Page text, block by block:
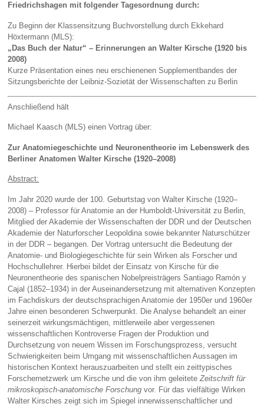
Friedrichshagen mit folgender Tagesordnung durch:
Zu Beginn der Klassensitzung Buchvorstellung durch Ekkehard
Höxtermann (MLS):
„Das Buch der Natur“ – Erinnerungen an Walter Kirsche (1920 bis
2008)
Kurze Präsentation eines neu erschienenen Supplementbandes der
Sitzungsberichte der Leibniz-Sozietät der Wissenschaften zu Berlin
Anschließend hält
Michael Kaasch (MLS) einen Vortrag über:
Zur Anatomiegeschichte und Neuronentheorie im Lebenswerk des
Berliner Anatomen Walter Kirsche (1920–2008)
Abstract:
Im Jahr 2020 wurde der 100. Geburtstag von Walter Kirsche (1920–
2008) – Professor für Anatomie an der Humboldt-Universität zu Berlin,
Mitglied der Akademie der Wissenschaften der DDR und der Deutschen
Akademie der Naturforscher Leopoldina sowie bekannter Naturschützer
in der DDR – begangen. Der Vortrag untersucht die Bedeutung der
Anatomie- und Biologiegeschichte für sein Wirken als Forscher und
Hochschullehrer. Hierbei bildet der Einsatz von Kirsche für die
Neuronentheorie des spanischen Nobelpreisträgers Santiago Ramón y
Cajal (1852–1934) in der Auseinandersetzung mit alternativen Konzepten
im Fachdiskurs der deutschsprachigen Anatomie der 1950er und 1960er
Jahre einen besonderen Schwerpunkt. Die Analyse behandelt an einer
seinerzeit wirkungsmächtigen, mittlerweile aber vergessenen
wissenschaftlichen Kontroverse Fragen der Produktion und
Durchsetzung von neuem Wissen im Forschungsprozess, versucht
Schwierigkeiten beim Umgang mit wissenschaftlichen Aussagen im
historischen Kontext herauszuarbeiten und stellt ein zeittypisches
Forschernetzwerk um Kirsche und die von ihm geleiteteZeitschrift für
mikroskopisch-anatomische Forschung vor. Für das vielfältige Wirken
Walter Kirsches zeigt sich im Spiegel innerwissenschaftlicher und